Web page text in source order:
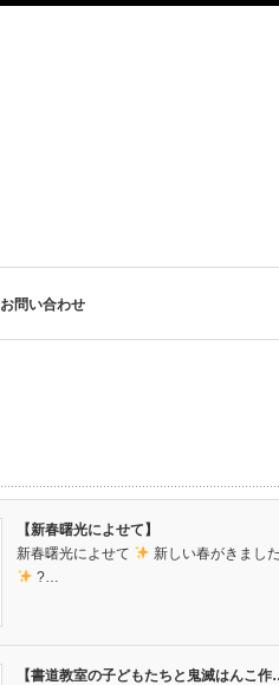
お問い合わせ
【新春曙光によせて】
新春曙光によせて
新しい春がきまし
?…
【書道教室の子どもたちと鬼滅はんこ